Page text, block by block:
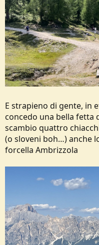
E strapieno di gente, in
concedo una bella
scambio quattro
(o sloveni boh…) anche
forcella Ambrizzola